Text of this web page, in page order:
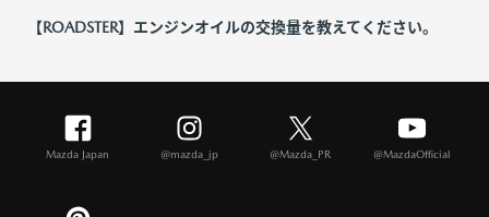
【ROADSTER】エンジンオイルの交換量を教えてください。
Mazda Japan @mazda_jp @Mazda_PR @MazdaOfficial